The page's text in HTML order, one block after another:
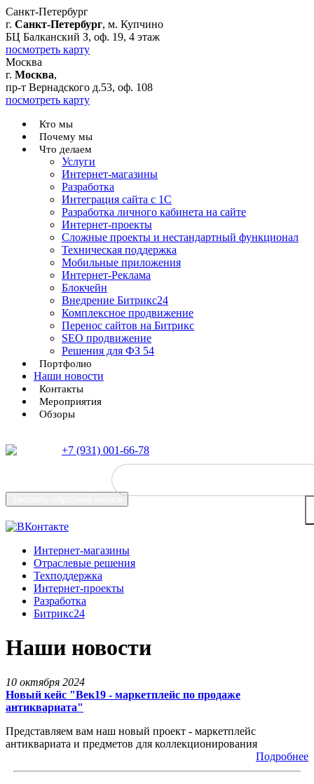
Санкт-Петербург
г. Санкт-Петербург, м. Купчино
БЦ Балканский З, оф. 19, 4 этаж
посмотреть карту
Москва
г. Москва,
пр-т Вернадского д.53, оф. 108
посмотреть карту
Кто мы
Почему мы
Что делаем
Услуги
Интернет-магазины
Разработка
Интеграция сайта с 1С
Разработка личного кабинета на сайте
Интернет-проекты
Сложные проекты и нестандартный функционал
Teхническая поддержка
Мобильные приложения
Интернет-Реклама
Блокчейн
Внедрение Битрикс24
Комплексное продвижение
Перенос сайтов на Битрикс
SEO продвижение
Решения для ФЗ 54
Портфолио
Наши новости
Контакты
Мероприятия
Обзоры
+7 (931) 001-66-78
Интернет-магазины
Отраслевые решения
Техподдержка
Интернет-проекты
Разработка
Битрикс24
Наши новости
10 октября 2024
Новый кейс "Век19 - маркетплейс по продаже
антиквариата"
Представляем вам наш новый проект - маркетплейс
антиквариата и предметов для коллекционирования
Подробнее